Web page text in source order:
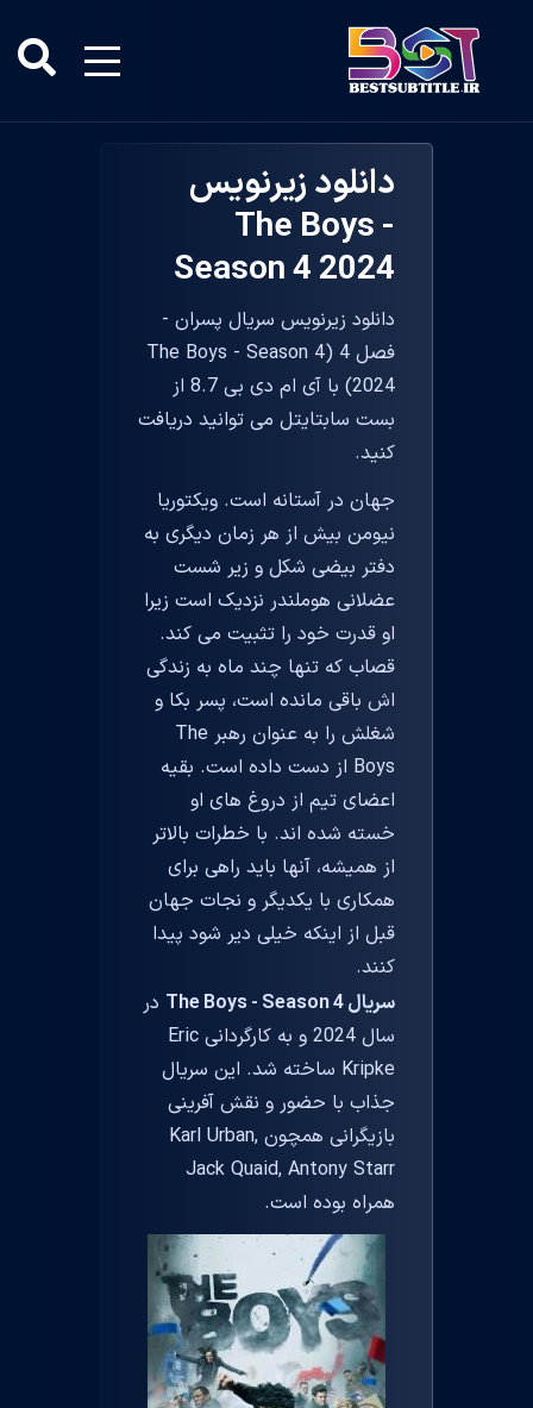
دانلود زیرنویس
The Boys -
Season 4 2024
دانلود زیرنویس سریال پسران -
فصل 4 (The Boys - Season 4
2024) با آی ام دی بی 8.7 از
بست سابتایتل می توانید دریافت
کنید.
جهان در آستانه است. ویکتوریا
نیومن بیش از هر زمان دیگری به
دفتر بیضی شکل و زیر شست
عضلانی هوملندر نزدیک است زیرا
او قدرت خود را تثبیت می کند.
قصاب که تنها چند ماه به زندگی
اش باقی مانده است، پسر بکا و
شغلش را به عنوان رهبر The
Boys از دست داده است. بقیه
اعضای تیم از دروغ های او
خسته شده اند. با خطرات بالاتر
از همیشه، آنها باید راهی برای
همکاری با یکدیگر و نجات جهان
قبل از اینکه خیلی دیر شود پیدا
کنند.
سریال The Boys - Season 4
در
سال 2024 و به کارگردانی Eric
Kripke ساخته شد. این سریال
جذاب با حضور و نقش آفرینی
بازیگرانی همچون Karl Urban,
Jack Quaid, Antony Starr
همراه بوده است.